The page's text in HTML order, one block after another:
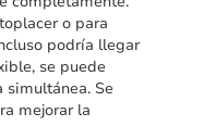
o para
podría llegar
se puede
simultánea. Se
mejorar la